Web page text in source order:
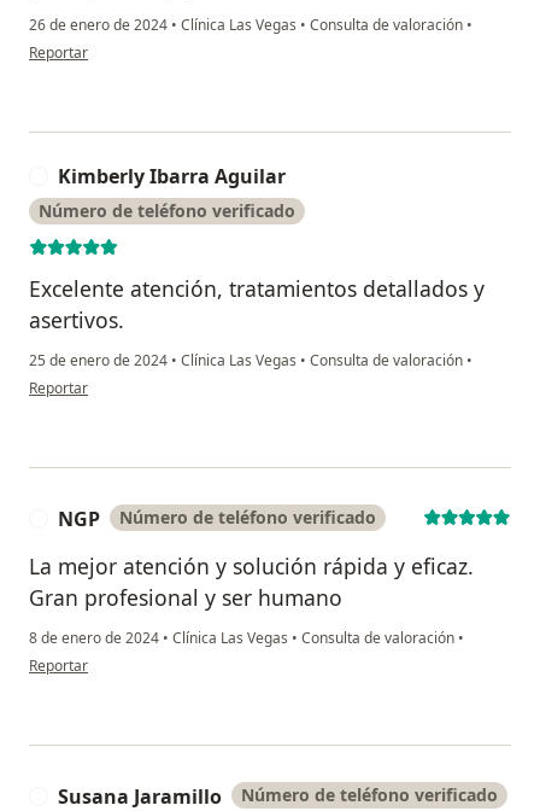
26 de enero de 2024 • Clínica Las Vegas • Consulta de valoración •
en opinión del usuario JMGF
Reportar
Kimberly Ibarra Aguilar
Número de teléfono verificado
Excelente atención, tratamientos detallados y
asertivos.
25 de enero de 2024 • Clínica Las Vegas • Consulta de valoración •
en opinión del usuario Kimberly Ibarra Aguilar
Reportar
NGP Número de teléfono verificado
La mejor atención y solución rápida y eficaz.
Gran profesional y ser humano
8 de enero de 2024 • Clínica Las Vegas • Consulta de valoración •
en opinión del usuario NGP
Reportar
Susana Jaramillo Número de teléfono verificado